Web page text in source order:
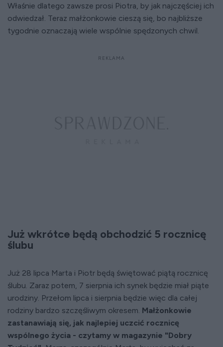
Właśnie dlatego zawsze prosi Piotra, by jak najczęściej ich
odwiedzał. Teraz małżonkowie cieszą się, bo najbliższe
tygodnie oznaczają wiele wspólnie spędzonych chwil.
Już wkrótce będą obchodzić 5 rocznicę
ślubu
Już 28 lipca Marta i Piotr będą świętować piątą rocznicę
ślubu. Zaraz potem, 7 sierpnia ich synek będzie miał piąte
urodziny. Przełom lipca i sierpnia będzie więc dla całej
rodziny bardzo szczęśliwym okresem. Małżonkowie
zastanawiają się, jak najlepiej uczcić rocznicę
wspólnego życia - czytamy w magazynie "Dobry